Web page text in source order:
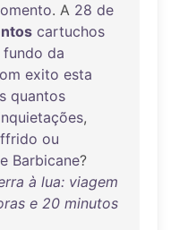
. A 28 de
cartuchos
fundo da
exito esta
quantos
,
ou
Barbicane?
à lua: viagem
e 20 minutos